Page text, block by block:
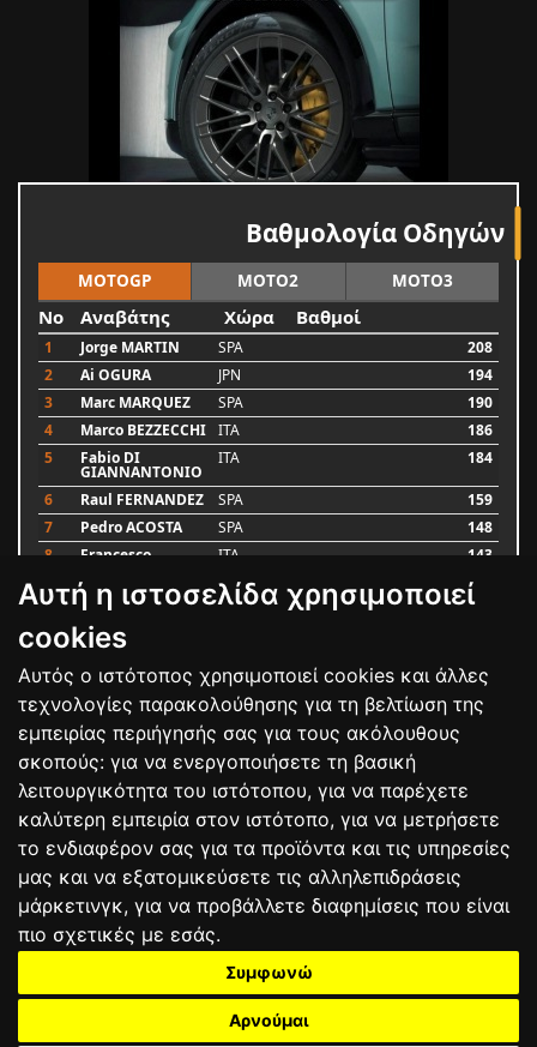
Αυτή η ιστοσελίδα χρησιμοποιεί
cookies
Αυτός ο ιστότοπος χρησιμοποιεί cookies και άλλες
τεχνολογίες παρακολούθησης για τη βελτίωση της
εμπειρίας περιήγησής σας για τους ακόλουθους
σκοπούς: για να ενεργοποιήσετε τη βασική
λειτουργικότητα του ιστότοπου, για να παρέχετε
καλύτερη εμπειρία στον ιστότοπο, για να μετρήσετε
το ενδιαφέρον σας για τα προϊόντα και τις υπηρεσίες
μας και να εξατομικεύσετε τις αλληλεπιδράσεις
μάρκετινγκ, για να προβάλλετε διαφημίσεις που είναι
πιο σχετικές με εσάς.
Συμφωνώ
Αρνούμαι
Βαθμολογία Οδηγών
MOTOGP MOTO2 MOTO3
No Αναβάτης Χώρα Βαθμοί
1 Jorge MARTIN SPA
208
2
Ai OGURA JPN
194
3
Marc MARQUEZ SPA
190
4
Marco BEZZECCHI ITA
186
5
Fabio DI
GIANNANTONIO
ITA 184
6 Raul FERNANDEZ SPA
159
7
Pedro ACOSTA SPA
148
8
Francesco ITA 143
9 Alex MARQUEZ SPA
Luca MARINI
Bαθμολογία
ΟΡΟΙ ΧΡΗΣΗΣΠΟΛΙΤΙΚΗ ΠΡΟΣΤΑΣΙΑΣ
ΑΓΩΝΕΣΑΠΟΤΕΛΕΣΜΑΤΑΑΓΟΡΑ